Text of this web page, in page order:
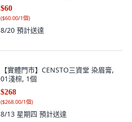
$60
($60.00/1個)
8/20 預計送達
【實體門市】CENSTO三資堂 染眉膏,
01淺棕, 1個
$268
($268.00/1個)
8/13 星期四 預計送達